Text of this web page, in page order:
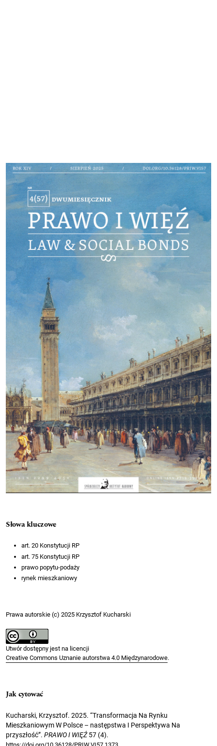
Cover image
Słowa kluczowe
art. 20 Konstytucji RP
art. 75 Konstytucji RP
prawo popytu-podaży
rynek mieszkaniowy
Prawa autorskie (c) 2025 Krzysztof Kucharski
Utwór dostępny jest na licencji
Creative Commons Uznanie autorstwa 4.0 Międzynarodowe.
Jak cytować
Kucharski, Krzysztof. 2025. “Transformacja Na Rynku
Mieszkaniowym W Polsce – następstwa I Perspektywa Na
przyszłość”. PRAWO I WIĘŹ57 (4).